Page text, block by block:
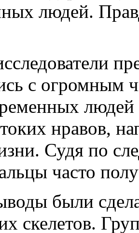
людей.
с огромным
людей
нравов,
Судя по
часто
были
скелетов.